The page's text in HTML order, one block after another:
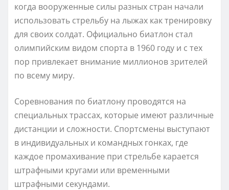
когда вооруженные силы разных стран начали
использовать стрельбу на лыжах как тренировку
для своих солдат. Официально биатлон стал
олимпийским видом спорта в 1960 году и с тех
пор привлекает внимание миллионов зрителей
по всему миру.
Соревнования по биатлону проводятся на
специальных трассах, которые имеют различные
дистанции и сложности. Спортсмены выступают
в индивидуальных и командных гонках, где
каждое промахивание при стрельбе карается
штрафными кругами или временными
штрафными секундами.